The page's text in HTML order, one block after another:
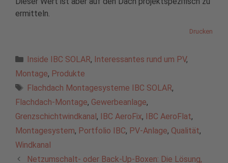
ermitteln.
Drucken
Kategorien
Inside IBC SOLAR, Interessantes rund um PV,
Montage, Produkte
Schlagwörter
Flachdach Montagesysteme IBC SOLAR,
Flachdach-Montage, Gewerbeanlage,
Grenzschichtwindkanal, IBC AeroFix, IBC AeroFlat,
Montagesystem, Portfolio IBC, PV-Anlage, Qualität,
Windkanal
Netzumschalt- oder Back-Up-Boxen: Die Lösung,